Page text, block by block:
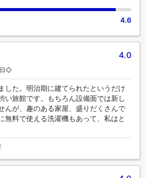
4.6
4.0
日◇
した。明治期に建てられたというだけ
い旅館です。もちろん設備面では新し
んが、趣のある家屋、盛りだくさんで
無料で使える洗濯機もあって、私はと